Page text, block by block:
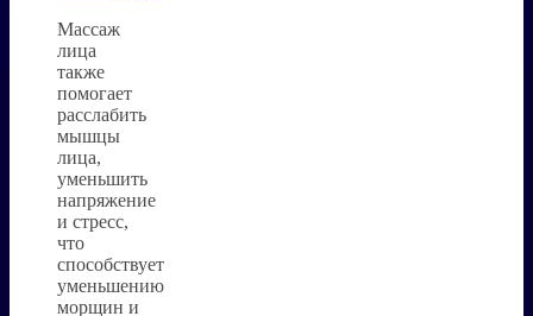
Массаж
лица
также
помогает
расслабить
мышцы
лица,
уменьшить
напряжение
и стресс,
что
способствует
уменьшению
морщин и